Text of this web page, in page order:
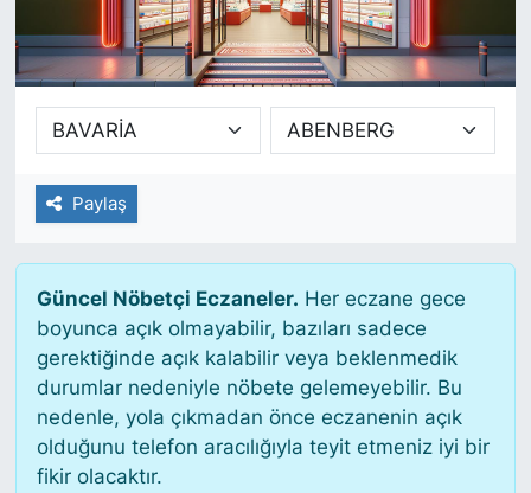
Paylaş
Güncel Nöbetçi Eczaneler. Her eczane gece
boyunca açık olmayabilir, bazıları sadece
gerektiğinde açık kalabilir veya beklenmedik
durumlar nedeniyle nöbete gelemeyebilir. Bu
nedenle, yola çıkmadan önce eczanenin açık
olduğunu telefon aracılığıyla teyit etmeniz iyi bir
fikir olacaktır.
SİYASET
SAĞLIK